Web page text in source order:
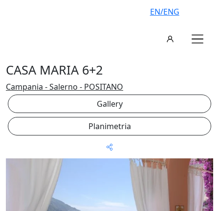
EN/ENG
CASA MARIA 6+2
Campania - Salerno - POSITANO
Gallery
Planimetria